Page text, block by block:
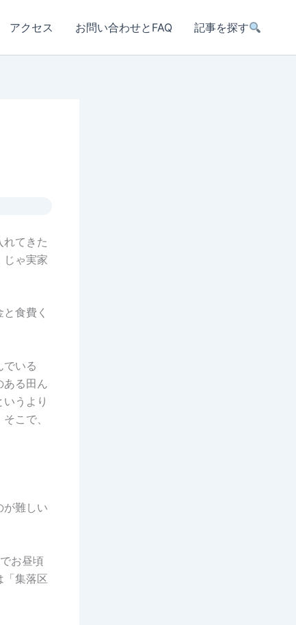
アクセス お問い合わせとFAQ 記事を探す
てきた
じゃ実家
食費く
でいる
ある田ん
うより
こで、
が難しい
お昼頃
「集落区